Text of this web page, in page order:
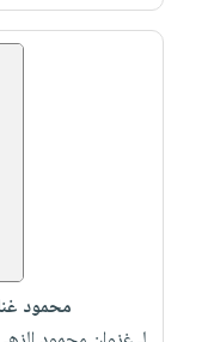
محمود